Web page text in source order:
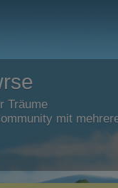
Träume
mit